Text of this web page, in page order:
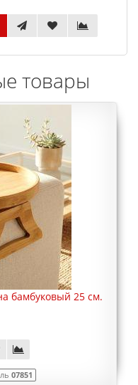
товары
бамбуковый 25 см.
07851